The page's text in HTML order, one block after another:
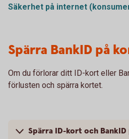
Säkerhet på internet
Spärra BankID på
Om du förlorar ditt ID-kort eller
förlusten och spärra kortet.
Spärra ID-kort